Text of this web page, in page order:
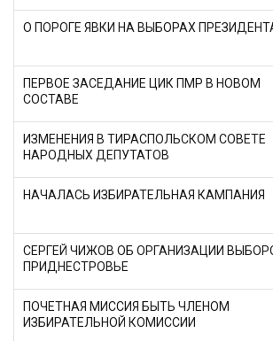
О ПОРОГЕ ЯВКИ НА ВЫБОРАХ
ПЕРВОЕ ЗАСЕДАНИЕ ЦИК ПМР В НОВОМ
СОСТАВЕ
ИЗМЕНЕНИЯ В ТИРАСПОЛЬСКОМ СОВЕТЕ
НАРОДНЫХ ДЕПУТАТОВ
НАЧАЛАСЬ ИЗБИРАТЕЛЬНАЯ КАМПАНИЯ
СЕРГЕЙ ЧИЖОВ ОБ ОРГАНИЗАЦИИ
ПРИДНЕСТРОВЬЕ
ПОЧЕТНАЯ МИССИЯ БЫТЬ ЧЛЕНОМ
ИЗБИРАТЕЛЬНОЙ КОМИССИИ